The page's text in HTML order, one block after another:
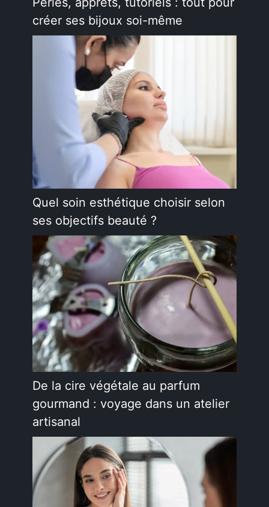
créer ses bijoux soi-même
Quel soin esthétique choisir selon
ses objectifs beauté ?
De la cire végétale au parfum
gourmand : voyage dans un atelier
artisanal